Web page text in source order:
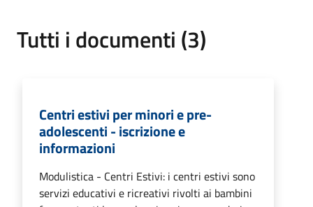
Tutti i documenti (3)
Centri estivi per minori e pre-
adolescenti - iscrizione e
informazioni
Modulistica - Centri Estivi: i centri estivi sono
servizi educativi e ricreativi rivolti ai bambini